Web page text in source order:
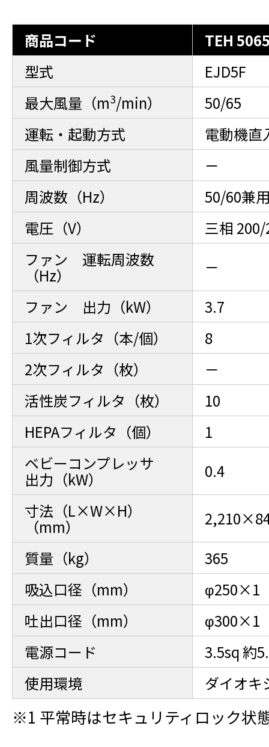
商品コード
TEH
型式
EJD5F
最大風量（m3/min）
50/65
運転・起動方式
電動機直
風量制御方式
－
周波数（Hz）
50/60兼
電圧（V）
三相
ファン 運転周波数
（Hz）
－
ファン 出力（kW）
3.7
1次フィルタ（本/個）
8
2次フィルタ（枚）
－
活性炭フィルタ（枚）
10
HEPAフィルタ（個）
1
ベビーコンプレッサ
出力（kW）
0.4
寸法（L×W×H）
（mm）
質量（kg）
365
吸込口径（mm）
φ250×1
吐出口径（mm）
φ300×1
電源コード
3.5sq 約
使用環境
ダイオキ
※1 平常時はセキュリティロック状